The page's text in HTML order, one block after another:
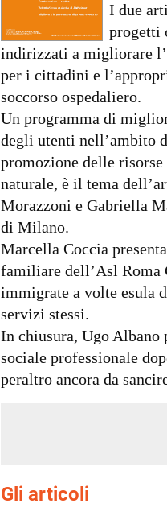
I due
progetti
indirizzati a migliorare
per i cittadini e
soccorso ospedaliero.
Un programma di
degli utenti nell’ambito
promozione delle
naturale, è il tema
Morazzoni e Gabriella
di Milano.
Marcella Coccia
familiare dell’Asl Roma
immigrate a volte esula
servizi stessi.
In chiusura, Ugo Albano
sociale professionale
peraltro ancora da
Gli articoli